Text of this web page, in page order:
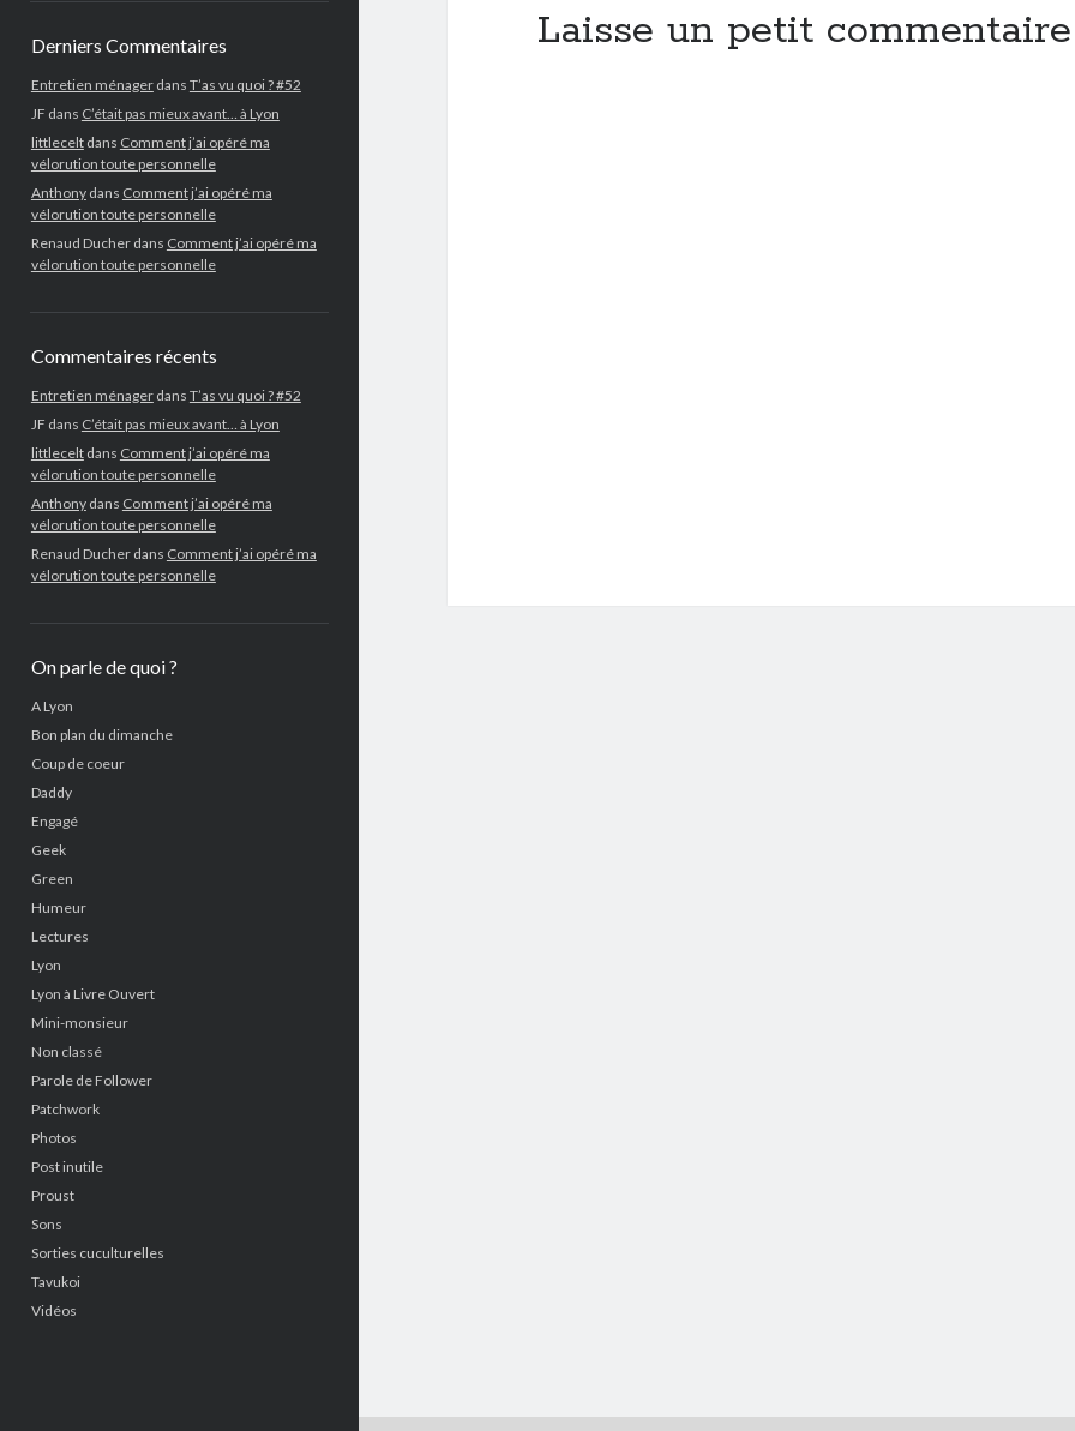
Derniers Commentaires
Entretien ménagerdans T’as vu quoi ? #52
JF dans C’était pas mieux avant… à Lyon
littleceltdans Comment j’ai opéré ma
vélorution toute personnelle
Anthonydans Comment j’ai opéré ma
vélorution toute personnelle
Renaud Ducherdans Comment j’ai opéré ma
vélorution toute personnelle
Commentaires récents
Entretien ménagerdans T’as vu quoi ? #52
JF dans C’était pas mieux avant… à Lyon
littleceltdans Comment j’ai opéré ma
vélorution toute personnelle
Anthonydans Comment j’ai opéré ma
vélorution toute personnelle
Renaud Ducherdans Comment j’ai opéré ma
vélorution toute personnelle
On parle de quoi ?
A Lyon
Bon plan du dimanche
Coup de coeur
Daddy
Engagé
Geek
Green
Humeur
Lectures
Lyon
Lyon à Livre Ouvert
Mini-monsieur
Non classé
Parole de Follower
Patchwork
Photos
Post inutile
Proust
Sons
Sorties cuculturelles
Tavukoi
Vidéos
Laisse un petit commentaire